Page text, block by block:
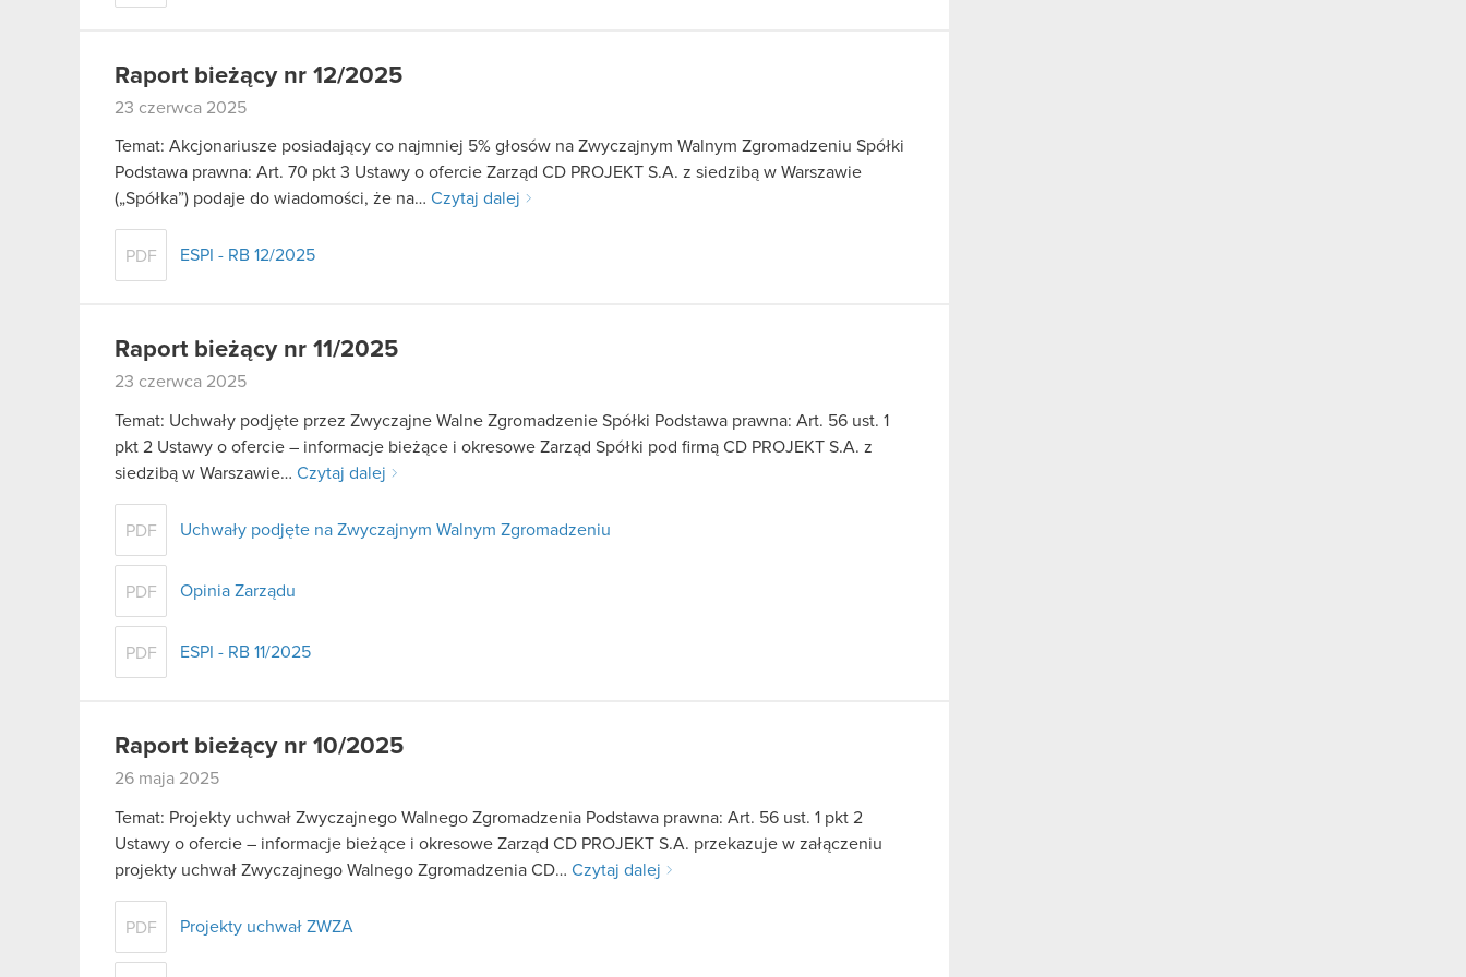
Raport bieżący nr 12/2025
23 czerwca 2025
Temat: Akcjonariusze posiadający co najmniej 5% głosów na Zwyczajnym Walnym Zgromadzeniu Spółki
Podstawa prawna: Art. 70 pkt 3 Ustawy o ofercie Zarząd CD PROJEKT S.A. z siedzibą w Warszawie
(„Spółka”) podaje do wiadomości, że na… Czytaj dalej
PDF ESPI - RB 12/2025
Raport bieżący nr 11/2025
23 czerwca 2025
Temat: Uchwały podjęte przez Zwyczajne Walne Zgromadzenie Spółki Podstawa prawna: Art. 56 ust. 1
pkt 2 Ustawy o ofercie – informacje bieżące i okresowe Zarząd Spółki pod firmą CD PROJEKT S.A. z
siedzibą w Warszawie… Czytaj dalej
PDF Uchwały podjęte na Zwyczajnym Walnym Zgromadzeniu
PDF Opinia Zarządu
PDF ESPI - RB 11/2025
Raport bieżący nr 10/2025
26 maja 2025
Temat: Projekty uchwał Zwyczajnego Walnego Zgromadzenia Podstawa prawna: Art. 56 ust. 1 pkt 2
Ustawy o ofercie – informacje bieżące i okresowe Zarząd CD PROJEKT S.A. przekazuje w załączeniu
projekty uchwał Zwyczajnego Walnego Zgromadzenia CD… Czytaj dalej
PDF Projekty uchwał ZWZA